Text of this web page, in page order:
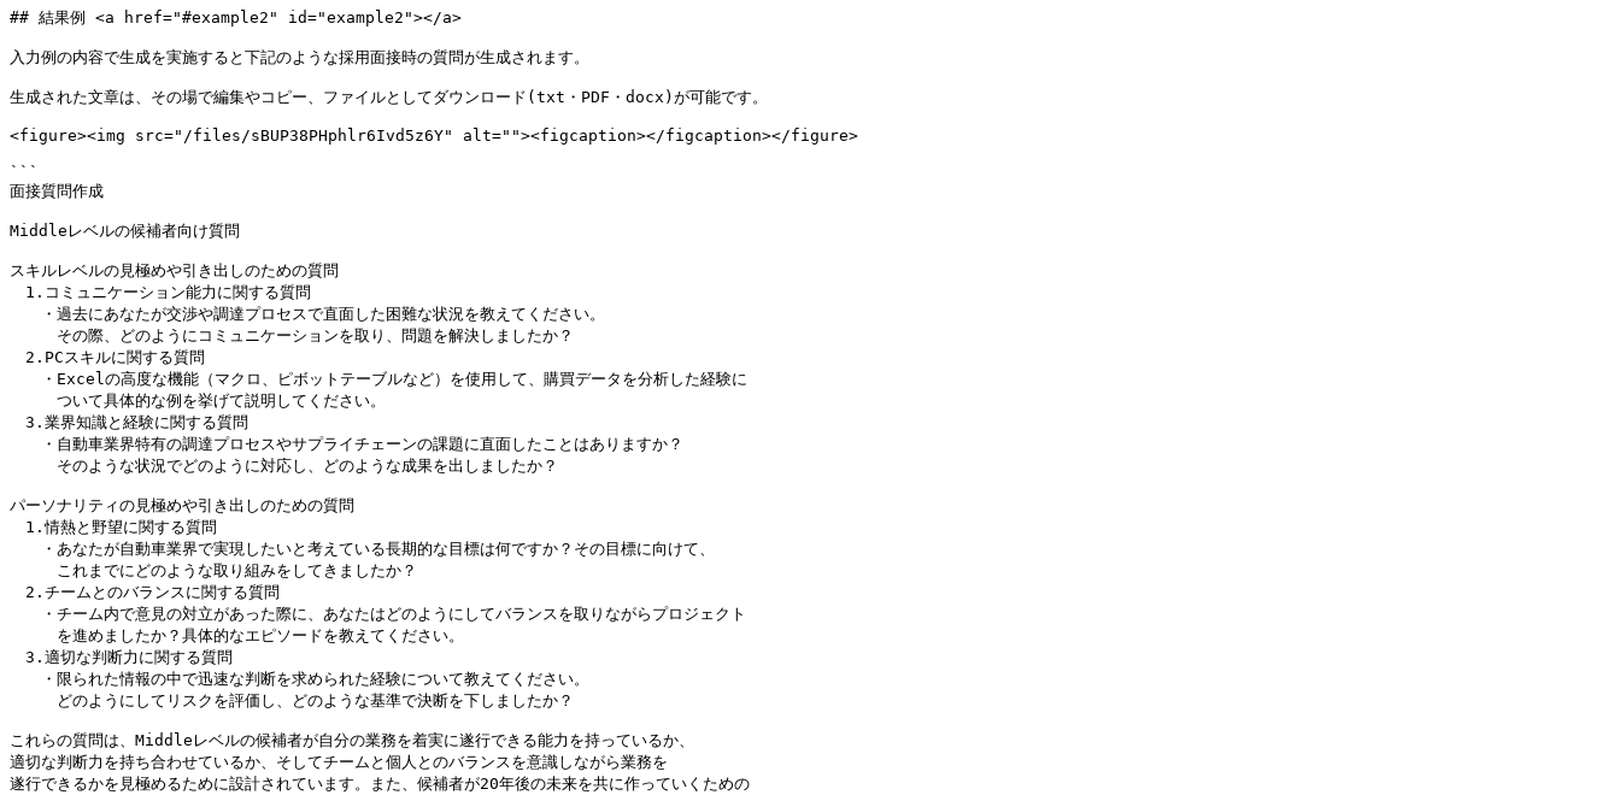
## 結果例 <a href="#example2" id="example2"></a>
入力例の内容で生成を実施すると下記のような採用面接時の質問が生成されます。
生成された文章は、その場で編集やコピー、ファイルとしてダウンロード(txt・PDF・docx)が可能です。
<figure><img src="/files/sBUP38PHphlr6Ivd5z6Y" alt=""><figcaption></figcaption></figure>
```
面接質問作成
Middleレベルの候補者向け質問
スキルレベルの見極めや引き出しのための質問
1.コミュニケーション能力に関する質問
・過去にあなたが交渉や調達プロセスで直面した困難な状況を教えてください。
その際、どのようにコミュニケーションを取り、問題を解決しましたか？
2.PCスキルに関する質問
・Excelの高度な機能（マクロ、ピボットテーブルなど）を使用して、購買データを分析した経験に
ついて具体的な例を挙げて説明してください。
3.業界知識と経験に関する質問
・自動車業界特有の調達プロセスやサプライチェーンの課題に直面したことはありますか？
そのような状況でどのように対応し、どのような成果を出しましたか？
パーソナリティの見極めや引き出しのための質問
1.情熱と野望に関する質問
・あなたが自動車業界で実現したいと考えている長期的な目標は何ですか？その目標に向けて、
これまでにどのような取り組みをしてきましたか？
2.チームとのバランスに関する質問
・チーム内で意見の対立があった際に、あなたはどのようにしてバランスを取りながらプロジェクト
を進めましたか？具体的なエピソードを教えてください。
3.適切な判断力に関する質問
・限られた情報の中で迅速な判断を求められた経験について教えてください。
どのようにしてリスクを評価し、どのような基準で決断を下しましたか？
これらの質問は、Middleレベルの候補者が自分の業務を着実に遂行できる能力を持っているか、
適切な判断力を持ち合わせているか、そしてチームと個人とのバランスを意識しながら業務を
遂行できるかを見極めるために設計されています。また、候補者が20年後の未来を共に作っていくための